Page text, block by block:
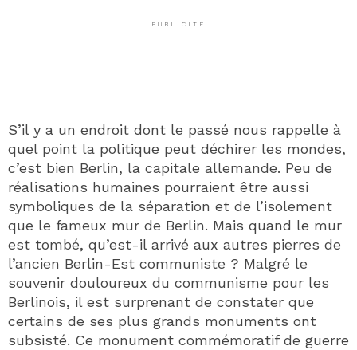
PUBLICITÉ
S’il y a un endroit dont le passé nous rappelle à
quel point la politique peut déchirer les mondes,
c’est bien Berlin, la capitale allemande. Peu de
réalisations humaines pourraient être aussi
symboliques de la séparation et de l’isolement
que le fameux mur de Berlin. Mais quand le mur
est tombé, qu’est-il arrivé aux autres pierres de
l’ancien Berlin-Est communiste ? Malgré le
souvenir douloureux du communisme pour les
Berlinois, il est surprenant de constater que
certains de ses plus grands monuments ont
subsisté. Ce monument commémoratif de guerre